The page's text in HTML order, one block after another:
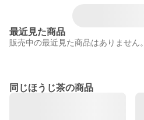
最近見た商品
販売中の最近見た商品はありません。
同じほうじ茶の商品